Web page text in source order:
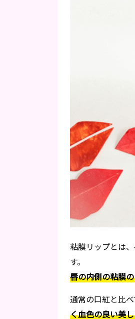
粘膜リップとは
す。
唇の内側の粘膜
通常の口紅と比べ
く血色の良い美